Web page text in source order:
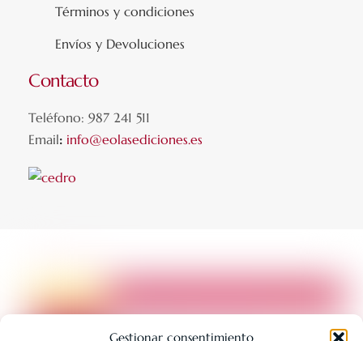
Gestionar consentimiento
Términos y condiciones
Envíos y Devoluciones
Contacto
Teléfono: 987 241 511
Email: info@eolasediciones.es